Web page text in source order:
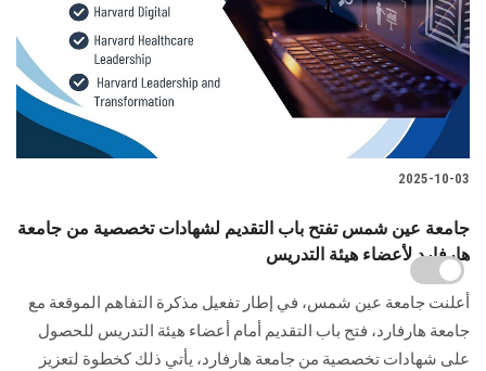
2025-10-03
جامعة عين شمس تفتح باب التقديم لشهادات تخصصية من جامعة
هارفارد لأعضاء هيئة التدريس
أعلنت جامعة عين شمس، في إطار تفعيل مذكرة التفاهم الموقعة مع
جامعة هارفارد، فتح باب التقديم أمام أعضاء هيئة التدريس للحصول
على شهادات تخصصية من جامعة هارفارد، يأتي ذلك كخطوة لتعزيز